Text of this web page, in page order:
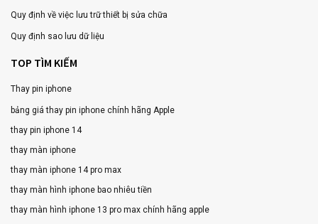
Quy định về việc lưu trữ thiết bị sửa chữa
Quy định sao lưu dữ liệu
TOP TÌM KIẾM
Thay pin iphone
bảng giá thay pin iphone chính hãng Apple
thay pin iphone 14
thay màn iphone
thay màn iphone 14 pro max
thay màn hình iphone bao nhiêu tiền
thay màn hình iphone 13 pro max chính hãng apple